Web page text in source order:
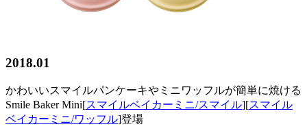
2018.01
かわいいスマイルパンケーキやミニワッフルが簡単に焼ける
Smile Baker Mini[スマイルベイカーミニ/スマイル][スマイル
ベイカーミニ/ワッフル]登場